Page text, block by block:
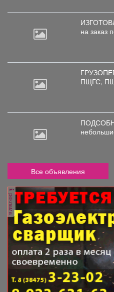
на заказ
ПЩГС,
Все объявления
реклама